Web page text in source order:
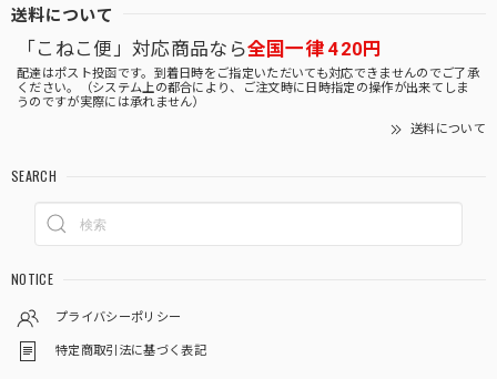
送料について
「こねこ便」対応商品なら全国一律 420円
配達はポスト投函です。到着日時をご指定いただいても対応できませんのでご了承
ください。（システム上の都合により、ご注文時に日時指定の操作が出来てしま
うのですが実際には承れません）
送料について
SEARCH
NOTICE
プライバシーポリシー
特定商取引法に基づく表記